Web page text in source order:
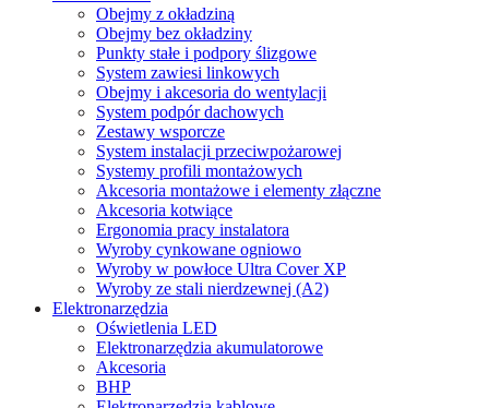
Obejmy z okładziną
Obejmy bez okładziny
Punkty stałe i podpory ślizgowe
System zawiesi linkowych
Obejmy i akcesoria do wentylacji
System podpór dachowych
Zestawy wsporcze
System instalacji przeciwpożarowej
Systemy profili montażowych
Akcesoria montażowe i elementy złączne
Akcesoria kotwiące
Ergonomia pracy instalatora
Wyroby cynkowane ogniowo
Wyroby w powłoce Ultra Cover XP
Wyroby ze stali nierdzewnej (A2)
Elektronarzędzia
Oświetlenia LED
Elektronarzędzia akumulatorowe
Akcesoria
BHP